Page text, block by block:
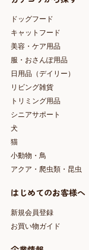
ドッグフード
キャットフード
美容・ケア用品
服・おさんぽ用品
日用品（デイリー）
リビング雑貨
トリミング用品
シニアサポート
犬
猫
小動物・鳥
アクア・爬虫類・昆虫
はじめてのお客様へ
新規会員登録
お買い物ガイド